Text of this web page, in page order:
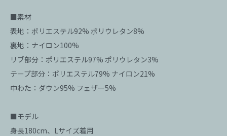
■素材
表地：ポリエステル92% ポリウレタン8%
裏地：ナイロン100%
リブ部分：ポリエステル97% ポリウレタン3%
テープ部分：ポリエステル79% ナイロン21%
中わた：ダウン95% フェザー5%
■モデル
身長180cm、Lサイズ着用